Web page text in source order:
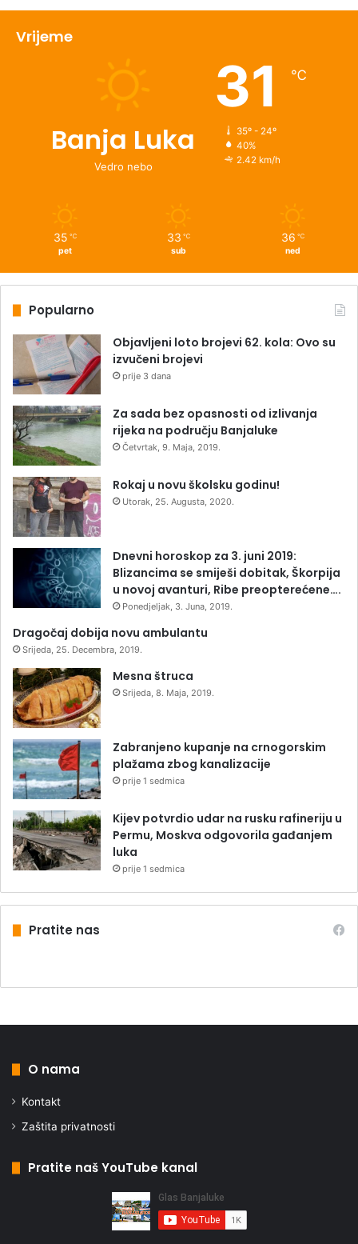
Vrijeme
Banja Luka
Vedro nebo
31 ℃
35º - 24º
40%
2.42 km/h
35 ℃
pet
33 ℃
sub
36 ℃
ned
Popularno
Objavljeni loto brojevi 62. kola: Ovo su
izvučeni brojevi
prije 3 dana
Za sada bez opasnosti od izlivanja
rijeka na području Banjaluke
Četvrtak, 9. Maja, 2019.
Rokaj u novu školsku godinu!
Utorak, 25. Augusta, 2020.
Dnevni horoskop za 3. juni 2019:
Blizancima se smiješi dobitak, Škorpija
u novoj avanturi, Ribe preopterećene….
Ponedjeljak, 3. Juna, 2019.
Dragočaj dobija novu ambulantu
Srijeda, 25. Decembra, 2019.
Mesna štruca
Srijeda, 8. Maja, 2019.
Zabranjeno kupanje na crnogorskim
plažama zbog kanalizacije
prije 1 sedmica
Kijev potvrdio udar na rusku rafineriju u
Permu, Moskva odgovorila gađanjem
luka
prije 1 sedmica
Pratite nas
O nama
Kontakt
Zaštita privatnosti
Pratite naš YouTube kanal